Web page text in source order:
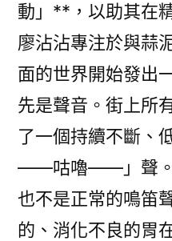
動」**，以助其在
廖沾沾專注於與蒜
面的世界開始發出
先是聲音。街上所
了一個持續不斷、
——咕嚕——」聲。
也不是正常的鳴笛
的、消化不良的胃